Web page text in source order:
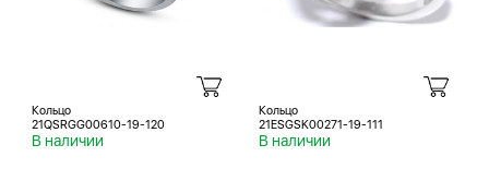
Кольцо
21QSRGG00610-19-120
В наличии
Кольцо
21ESGSK00271-19-111
В наличии